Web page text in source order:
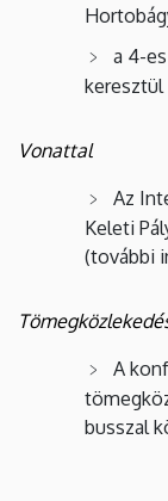
a 4-
keresztül
Vonattal
Az
Keleti
(további
A
busszal